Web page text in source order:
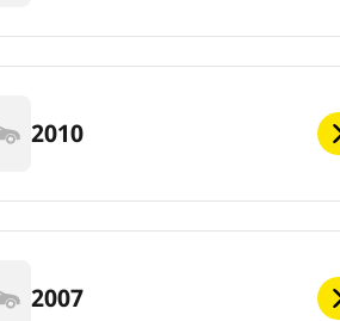
2010
2007